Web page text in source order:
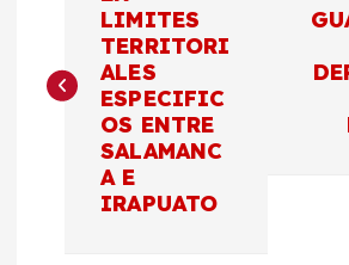
v
e
LIMITES
TERRITORI
ALES
ESPECIFIC
OS ENTRE
SALAMANC
A E
IRAPUATO